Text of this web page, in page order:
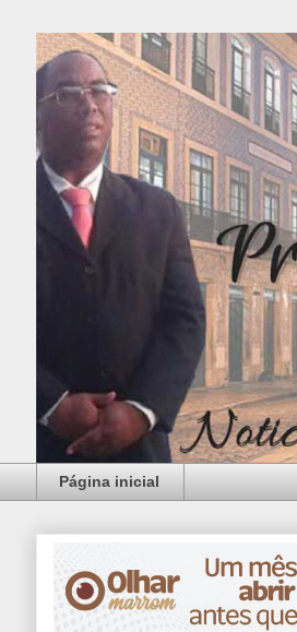
Página inicial